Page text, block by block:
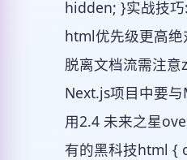
hidden; }实战技
html优先级更高
脱离文档流需注
Next.js项目中要
用2.4 未来之星
有的黑科技html {